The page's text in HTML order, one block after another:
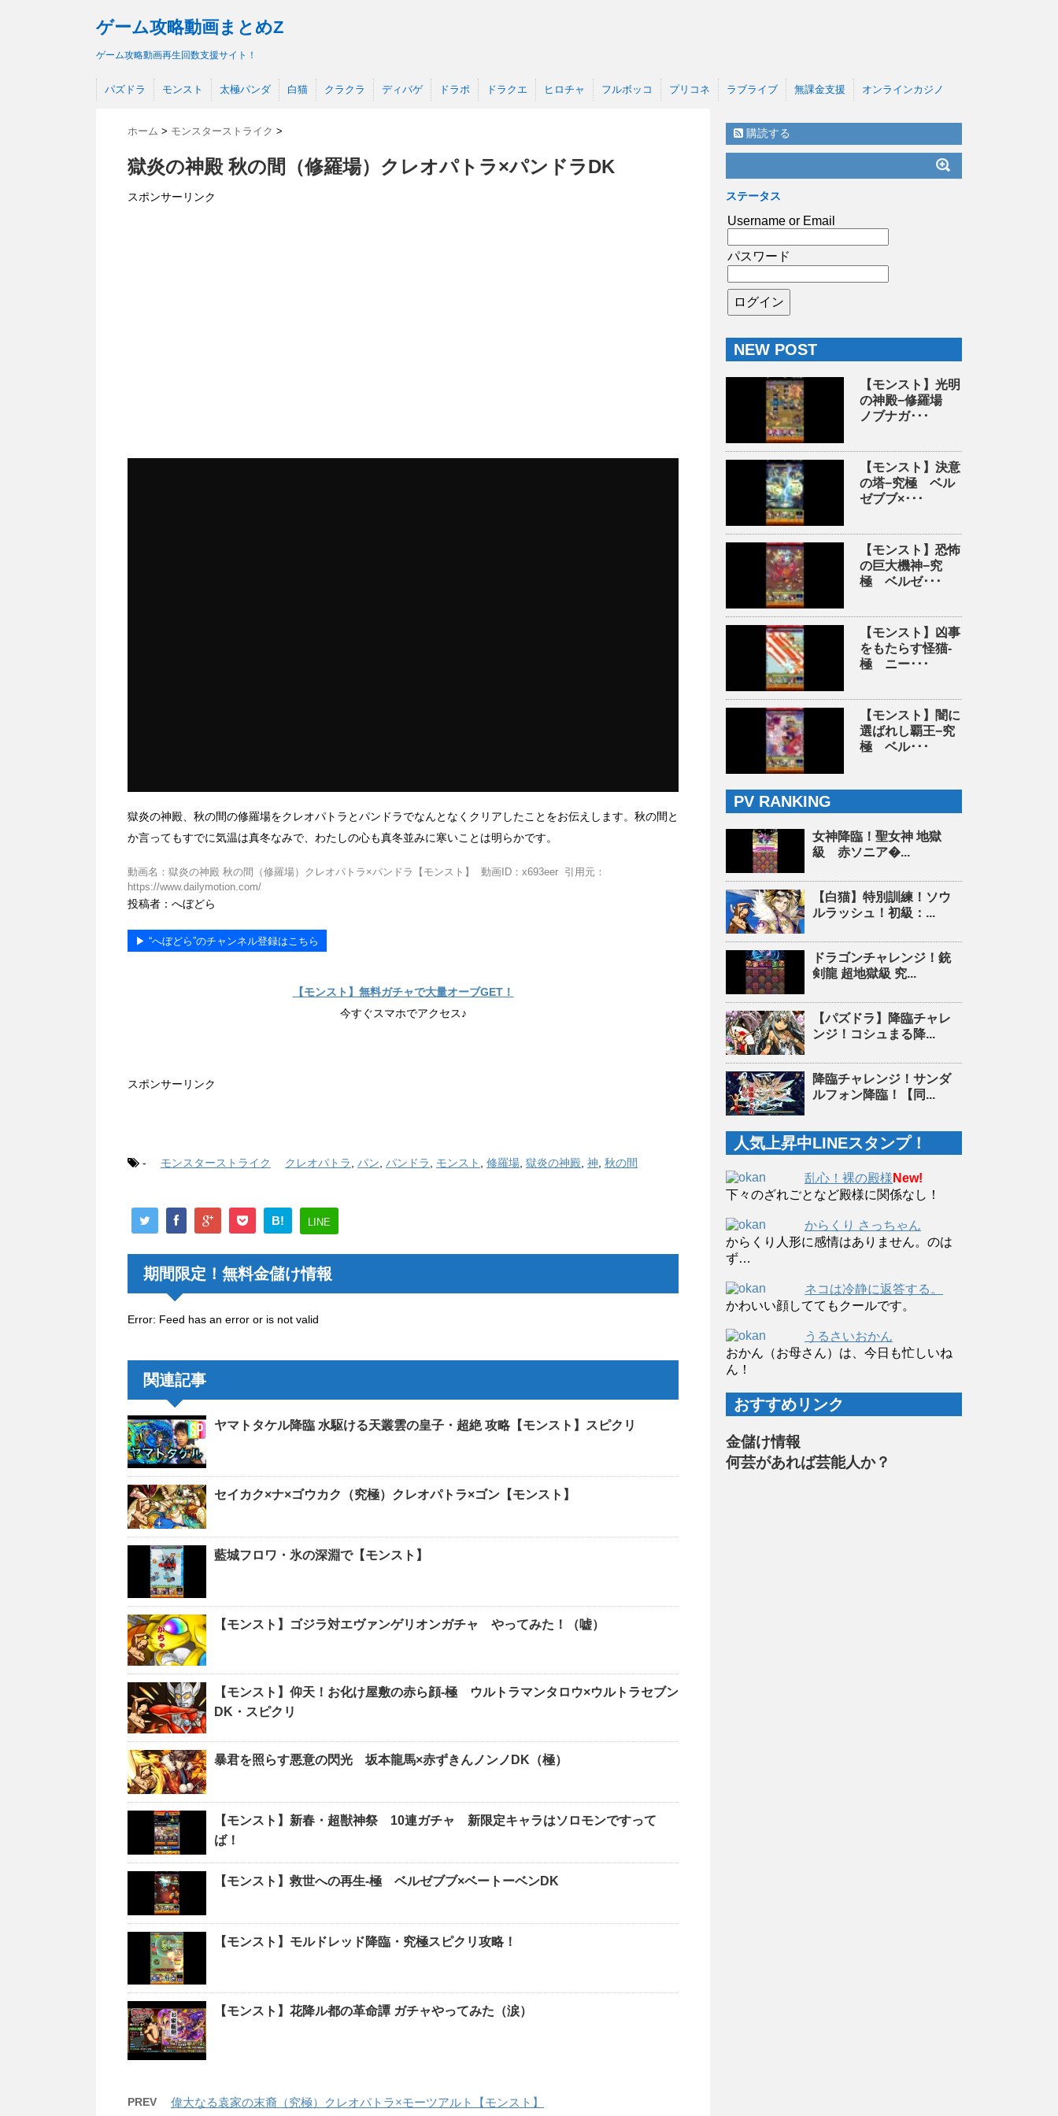
ゲーム攻略動画まとめZ
ゲーム攻略動画再生回数支援サイト！
パズドラ モンスト 太極パンダ 白猫 クラクラ ディバゲ ドラポ ドラクエ ヒロチャ フルボッコ プリコネ ラブライブ 無課金支援 オンラインカジノ
ホーム > モンスターストライク >
獄炎の神殿 秋の間（修羅場）クレオパトラ×パンドラDK
スポンサーリンク
獄炎の神殿、秋の間の修羅場をクレオパトラとパンドラでなんとなくクリアしたことをお伝えします。秋の間と
か言ってもすでに気温は真冬なみで、わたしの心も真冬並みに寒いことは明らかです。
動画名：獄炎の神殿 秋の間（修羅場）クレオパトラ×パンドラ【モンスト】 動画ID：x693eer 引用元：
https://www.dailymotion.com/
投稿者：へぼどら
▶︎ “へぼどら”のチャンネル登録はこちら
【モンスト】無料ガチャで大量オーブGET！
今すぐスマホでアクセス♪
スポンサーリンク
- モンスターストライク クレオパトラ パン パンドラ モンスト 修羅場 獄炎の神殿 神 秋の間
B! LINE
期間限定！無料金儲け情報
Error: Feed has an error or is not valid
関連記事
ヤマトタケル降臨 水駆ける天叢雲の皇子・超絶 攻略【モンスト】スピクリ
セイカク×ナ×ゴウカク（究極）クレオパトラ×ゴン【モンスト】
藍城フロワ・氷の深淵で【モンスト】
【モンスト】ゴジラ対エヴァンゲリオンガチャ やってみた！（嘘）
【モンスト】仰天！お化け屋敷の赤ら顔-極 ウルトラマンタロウ×ウルトラセブン
DK・スピクリ
暴君を照らす悪意の閃光 坂本龍馬×赤ずきんノンノDK（極）
【モンスト】新春・超獣神祭 10連ガチャ 新限定キャラはソロモンですって
ば！
【モンスト】救世への再生-極 ベルゼブブ×ベートーベンDK
【モンスト】モルドレッド降臨・究極スピクリ攻略！
【モンスト】花降ル都の革命譚 ガチャやってみた（涙）
PREV 偉大なる袁家の末裔（究極）クレオパトラ×モーツアルト【モンスト】
購読する
ステータス
Username or Email
パスワード
NEW POST
【モンスト】光明
の神殿−修羅場
ノブナガ･･･
【モンスト】決意
の塔−究極 ベル
ゼブブ×･･･
【モンスト】恐怖
の巨大機神−究
極 ベルゼ･･･
【モンスト】凶事
をもたらす怪猫-
極 ニー･･･
【モンスト】闇に
選ばれし覇王−究
極 ベル･･･
PV RANKING
女神降臨！聖女神 地獄
級 赤ソニア�...
【白猫】特別訓練！ソウ
ルラッシュ！初級：...
ドラゴンチャレンジ！銃
剣龍 超地獄級 究...
【パズドラ】降臨チャレ
ンジ！コシュまる降...
降臨チャレンジ！サンダ
ルフォン降臨！【同...
人気上昇中LINEスタンプ！
乱心！裸の殿様 New!
下々のざれごとなど殿様に関係なし！
からくり さっちゃん
からくり人形に感情はありません。のは
ず…
ネコは冷静に返答する。
かわいい顔しててもクールです。
うるさいおかん
おかん（お母さん）は、今日も忙しいね
ん！
おすすめリンク
金儲け情報
何芸があれば芸能人か？